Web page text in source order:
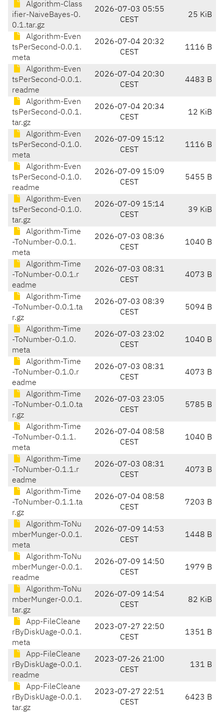
Algorithm-Class
ifier-NaiveBayes-0.
0.1.tar.gz
2026-07-03 05:55
CEST
25 KiB
Algorithm-Even
tsPerSecond-0.0.1.
meta
2026-07-04 20:32
CEST
1116 B
Algorithm-Even
tsPerSecond-0.0.1.
readme
2026-07-04 20:30
CEST
4483 B
Algorithm-Even
tsPerSecond-0.0.1.
tar.gz
2026-07-04 20:34
CEST
12 KiB
Algorithm-Even
tsPerSecond-0.1.0.
meta
2026-07-09 15:12
CEST
1116 B
Algorithm-Even
tsPerSecond-0.1.0.
readme
2026-07-09 15:09
CEST
5455 B
Algorithm-Even
tsPerSecond-0.1.0.
tar.gz
2026-07-09 15:14
CEST
39 KiB
Algorithm-Time
-ToNumber-0.0.1.
meta
2026-07-03 08:36
CEST
1040 B
Algorithm-Time
-ToNumber-0.0.1.r
eadme
2026-07-03 08:31
CEST
4073 B
Algorithm-Time
-ToNumber-0.0.1.ta
r.gz
2026-07-03 08:39
CEST
5094 B
Algorithm-Time
-ToNumber-0.1.0.
meta
2026-07-03 23:02
CEST
1040 B
Algorithm-Time
-ToNumber-0.1.0.r
eadme
2026-07-03 08:31
CEST
4073 B
Algorithm-Time
-ToNumber-0.1.0.ta
r.gz
2026-07-03 23:05
CEST
5785 B
Algorithm-Time
-ToNumber-0.1.1.
meta
2026-07-04 08:58
CEST
1040 B
Algorithm-Time
-ToNumber-0.1.1.r
eadme
2026-07-03 08:31
CEST
4073 B
Algorithm-Time
-ToNumber-0.1.1.ta
r.gz
2026-07-04 08:58
CEST
7203 B
Algorithm-ToNu
mberMunger-0.0.1.
meta
2026-07-09 14:53
CEST
1448 B
Algorithm-ToNu
mberMunger-0.0.1.
readme
2026-07-09 14:50
CEST
1979 B
Algorithm-ToNu
mberMunger-0.0.1.
tar.gz
2026-07-09 14:54
CEST
82 KiB
App-FileCleane
rByDiskUage-0.0.1.
meta
2023-07-27 22:50
CEST
1351 B
App-FileCleane
rByDiskUage-0.0.1.
readme
2023-07-26 21:00
CEST
131 B
App-FileCleane
rByDiskUage-0.0.1.
tar.gz
2023-07-27 22:51
CEST
6423 B